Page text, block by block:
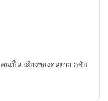
นเป็น เสียงของคนตาย กลับ